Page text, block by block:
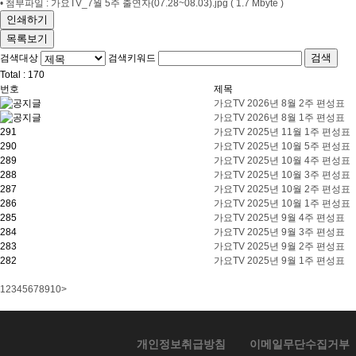
• 첨부파일 : 가요TV_7월 5주 출연자(07.28~08.03).jpg ( 1.7 Mbyte )
인쇄하기
목록보기
검색대상 검색키워드 검색
Total : 170
번호
제목
가요TV 2026년 8월 2주 편성표
가요TV 2026년 8월 1주 편성표
291
가요TV 2025년 11월 1주 편성표
290
가요TV 2025년 10월 5주 편성표
289
가요TV 2025년 10월 4주 편성표
288
가요TV 2025년 10월 3주 편성표
287
가요TV 2025년 10월 2주 편성표
286
가요TV 2025년 10월 1주 편성표
285
가요TV 2025년 9월 4주 편성표
284
가요TV 2025년 9월 3주 편성표
283
가요TV 2025년 9월 2주 편성표
282
가요TV 2025년 9월 1주 편성표
12345678910>
개인정보취급방침 이메일무단수집거부